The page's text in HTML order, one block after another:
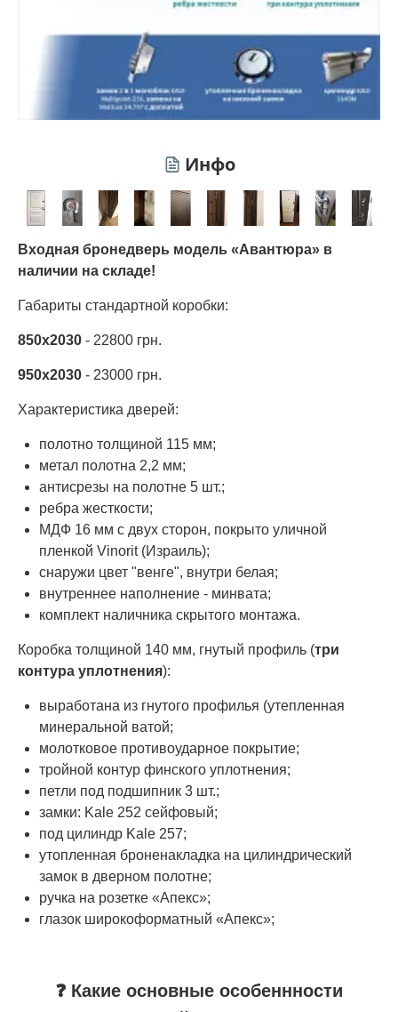
Инфо
Входная бронедверь модель «Авантюра» в
наличии на складе!
Габариты стандартной коробки:
850х2030 - 22800 грн.
950х2030 - 23000 грн.
Характеристика дверей:
полотно толщиной 115 мм;
метал полотна 2,2 мм;
антисрезы на полотне 5 шт.;
ребра жесткости;
МДФ 16 мм с двух сторон, покрыто уличной
пленкой Vinorit (Израиль);
снаружи цвет "венге", внутри белая;
внутреннее наполнение - минвата;
комплект наличника скрытого монтажа.
Коробка толщиной 140 мм, гнутый профиль (три
контура уплотнения):
выработана из гнутого профилья (утепленная
минеральной ватой;
молотковое противоударное покрытие;
тройной контур финского уплотнения;
петли под подшипник 3 шт.;
замки: Kale 252 сейфовый;
под цилиндр Kale 257;
утопленная броненакладка на цилиндрический
замок в дверном полотне;
ручка на розетке «Апекс»;
глазок широкоформатный «Апекс»;
❓ Какие основные особеннности